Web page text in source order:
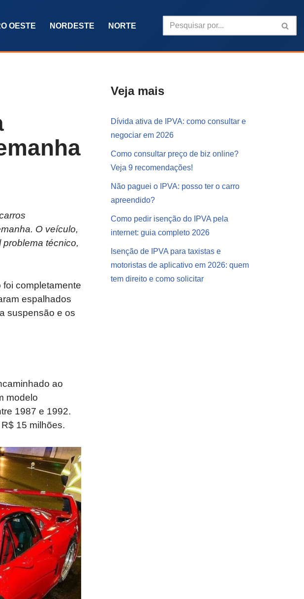
OESTE NORDESTE NORTE
O veículo,
técnico,
completamente
espalhados
suspensão e os
ao
modelo
1987 e 1992.
15 milhões.
Veja mais
Dívida ativa de IPVA: como consultar e
negociar em 2026
Como consultar preço de biz online?
Veja 9 recomendações!
Não paguei o IPVA: posso ter o carro
apreendido?
Como pedir isenção do IPVA pela
internet: guia completo 2026
Isenção de IPVA para taxistas e
motoristas de aplicativo em 2026: quem
tem direito e como solicitar